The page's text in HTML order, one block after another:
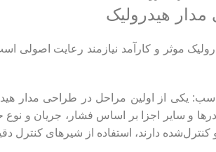
هیدرولیک
موثر و کارآمد نیازمند رعایت اصولی
یکی از اولین مراحل در طراحی مدار
و سایر اجزا بر اساس فشار، جریان و نوع
کنترل‌شده دارند، استفاده از شیرهای